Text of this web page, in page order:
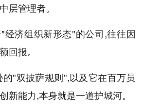
层管理者。
经济组织新形态"的公司,往往因
回报。
"双披萨规则",以及它在百万员
新能力,本身就是一道护城河。